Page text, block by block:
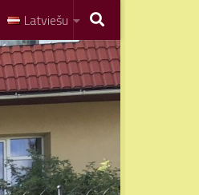
Latviešu